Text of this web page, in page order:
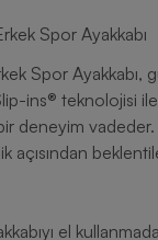
Spor Ayakkabı
Spor Ayakkabı,
ins® teknolojisi
tasarımı ve çevre dostu
el